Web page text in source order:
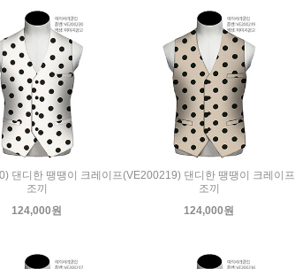
댄디한 땡땡이 크레이프
조끼
124,000원
(VE200219) 댄디한 땡땡이 크레이프
조끼
124,000원